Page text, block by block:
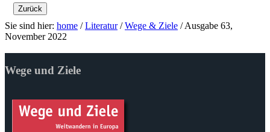
Zurück
Sie sind hier: home /Literatur/Wege & Ziele /Ausgabe 63,
November 2022
Wege und Ziele